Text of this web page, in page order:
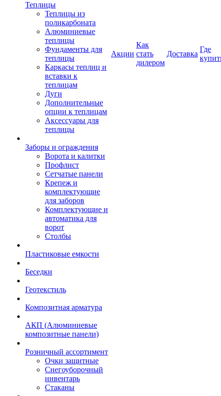
Теплицы
Теплицы из
поликарбоната
Алюминиевые
теплицы
Фундаменты для
теплицы
Каркасы теплиц и
вставки к
теплицам
Дуги
Дополнительные
опции к теплицам
Аксессуары для
теплицы
Заборы и ограждения
Ворота и калитки
Профлист
Сетчатые панели
Крепеж и
комплектующие
для заборов
Комплектующие и
автоматика для
ворот
Столбы
Пластиковые емкости
Беседки
Геотекстиль
Композитная арматура
АКП (Алюминиевые
композитные панели)
Розничный ассортимент
Очки защитные
Снегоуборочный
инвентарь
Стаканы
Акции
Как
стать
дилером
Доставка
Где